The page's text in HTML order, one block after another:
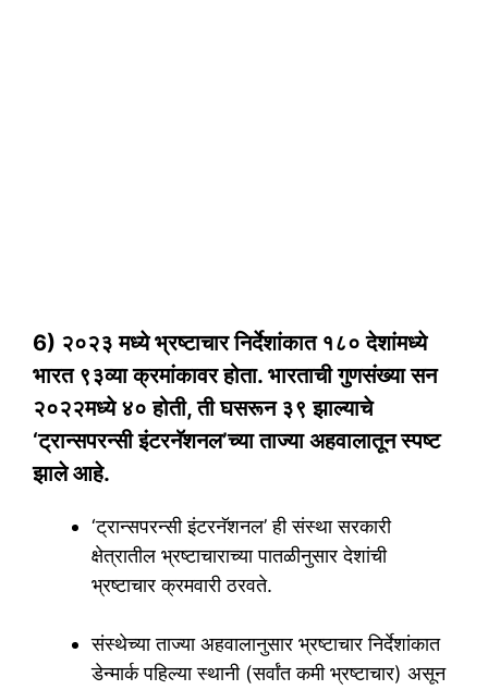
6) २०२३ मध्ये भ्रष्टाचार निर्देशांकात १८० देशांमध्ये
भारत ९३व्या क्रमांकावर होता. भारताची गुणसंख्या सन
२०२२मध्ये ४० होती, ती घसरून ३९ झाल्याचे
‘ट्रान्सपरन्सी इंटरनॅशनल’च्या ताज्या अहवालातून स्पष्ट
झाले आहे.
‘ट्रान्सपरन्सी इंटरनॅशनल’ ही संस्था सरकारी
क्षेत्रातील भ्रष्टाचाराच्या पातळीनुसार देशांची
भ्रष्टाचार क्रमवारी ठरवते.
संस्थेच्या ताज्या अहवालानुसार भ्रष्टाचार निर्देशांकात
डेन्मार्क पहिल्या स्थानी (सर्वांत कमी भ्रष्टाचार) असून